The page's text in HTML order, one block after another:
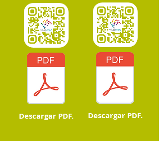
Descargar PDF. Descargar PDF.